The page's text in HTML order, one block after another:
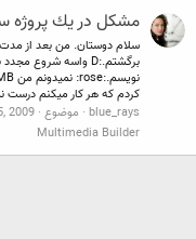
مشكل در يك پروژه
كردم كه هر كار ميكنم
blue_rays موضوع 2009
Multimedia Builder